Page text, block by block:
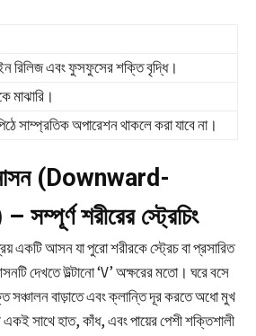
রিলিজ এবং ফুসফুসের শক্তি বৃদ্ধি।
মাঝারি।
সাম্প্রতিক অপারেশন থাকলে করা যাবে না।
(Downward-
শরীরের স্ট্রেচিং
একটি আসন যা পুরো শরীরকে স্ট্রেচ বা প্রসারিত
দেখতে উল্টানো ‘V’ অক্ষরের মতো। ঘরে বসে
সঞ্চালন বাড়াতে এবং ক্লান্তি দূর করতে অধো মুখ
সাথে হাত, কাঁধ, এবং পায়ের পেশী শক্তিশালী